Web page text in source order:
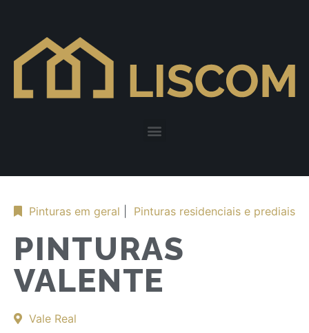
Pinturas em geral Pinturas residenciais e prediais
PINTURAS
VALENTE
Vale Real